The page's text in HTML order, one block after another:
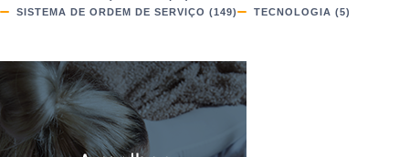
SISTEMA DE ORDEM DE SERVIÇO (149) TECNOLOGIA (5)